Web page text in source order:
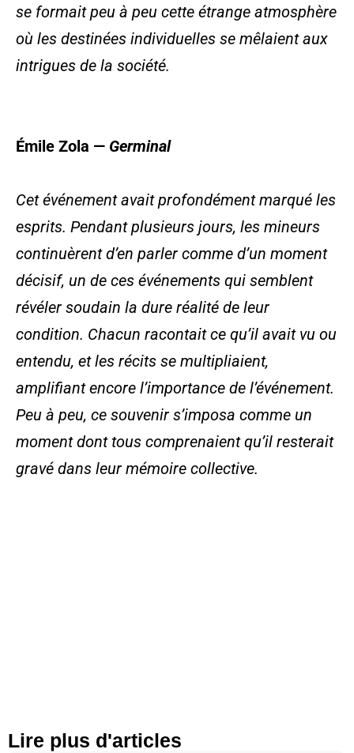
se formait peu à peu cette étrange atmosphère
où les destinées individuelles se mêlaient aux
intrigues de la société.
Émile Zola — Germinal
Cet événement avait profondément marqué les
esprits. Pendant plusieurs jours, les mineurs
continuèrent d’en parler comme d’un moment
décisif, un de ces événements qui semblent
révéler soudain la dure réalité de leur
condition. Chacun racontait ce qu’il avait vu ou
entendu, et les récits se multipliaient,
amplifiant encore l’importance de l’événement.
Peu à peu, ce souvenir s’imposa comme un
moment dont tous comprenaient qu’il resterait
gravé dans leur mémoire collective.
Lire plus d'articles